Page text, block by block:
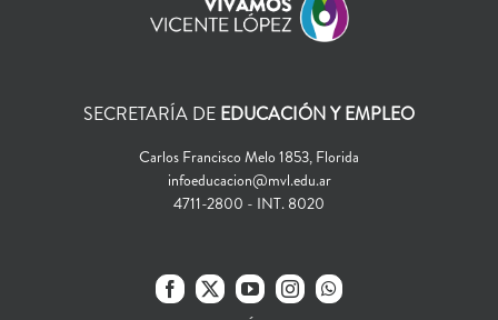
SECRETARÍA DE EDUCACIÓN Y EMPLEO
Carlos Francisco Melo 1853, Florida
infoeducacion@mvl.edu.ar
4711-2800 - INT. 8020